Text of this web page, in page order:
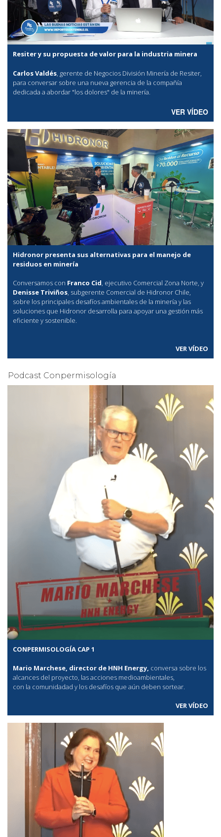
Resiter y su propuesta de valor para la industria minera
Carlos Valdés, gerente de Negocios División Minería de Resiter,
para conversar sobre una nueva gerencia de la compañía
dedicada a abordar "los dolores" de la minería.
VER VÍDEO
Hidronor presenta sus alternativas para el manejo de
residuos en minería
Conversamos con Franco Cid, ejecutivo Comercial Zona Norte, y
Denisse Triviños, subgerente Comercial de Hidronor Chile,
sobre los principales desafíos ambientales de la minería y las
soluciones que Hidronor desarrolla para apoyar una gestión más
eficiente y sostenible.
VER VÍDEO
Podcast Conpermisología
CONPERMISOLOGÍA CAP 1
Mario Marchese, director de HNH Energy, conversa sobre los
alcances del proyecto, las acciones medioambientales,
con la comunidadad y los desafíos que aún deben sortear.
VER VÍDEO